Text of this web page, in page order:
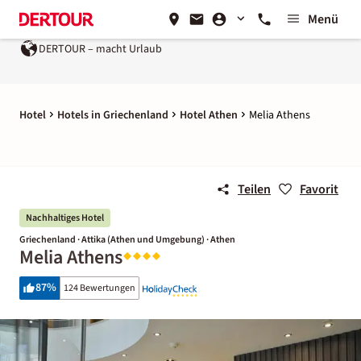
Menü
DERTOUR – macht Urlaub
Hotel Hotels in Griechenland Hotel Athen Melia Athens
Teilen Favorit
Nachhaltiges Hotel
Griechenland · Attika (Athen und Umgebung) · Athen
Melia Athens
87% 124 Bewertungen